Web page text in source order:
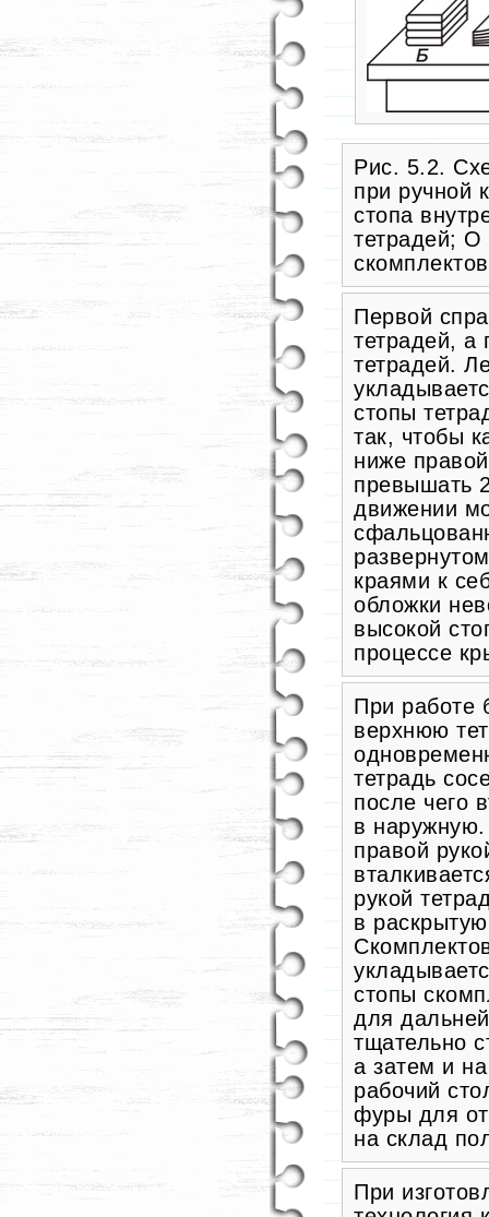
Рис. 5.2.
при ручной
стопа
тетрадей;
Первой
тетрадей,
тетрадей.
стопы
так, чтобы
ниже
превышать
движении
краями к
обложки
высокой
процессе
При работе
верхнюю
тетрадь
после чего
в
правой
рукой
в
стопы
для
тщательно
а затем и
рабочий
фуры для
на склад
При